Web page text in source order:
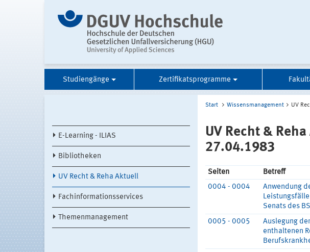
Studiengänge Zertifikatsprogramme
E-Learning - ILIAS
Bibliotheken
UV Recht & Reha Aktuell
Fachinformationsservices
Themenmanagement
Start Wissensmanagement UV
UV Recht &
27.04.1983
Seiten
Betreff
0004 - 0004
Anwendung
Senats des
0005 - 0005
Auslegung
enthaltenen